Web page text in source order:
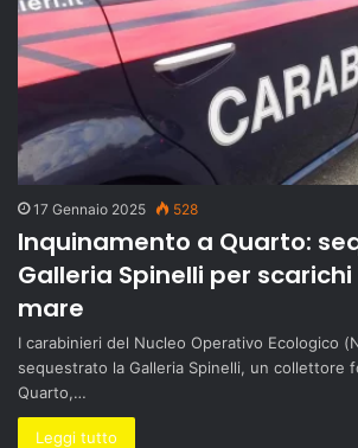
17 Gennaio 2025 528
Inquinamento a Quarto:
Galleria Spinelli per
mare
I carabinieri del Nucleo Operativo Ecologico
sequestrato la Galleria Spinelli, un collettore
Quarto,…
Leggi tutto